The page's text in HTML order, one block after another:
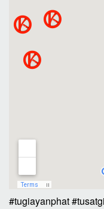
#tugiayanphat